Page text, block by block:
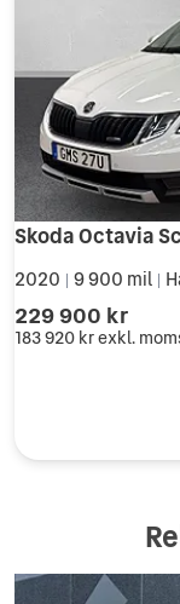
2020 9 900 mil
229 900 kr
183 920 krexkl.